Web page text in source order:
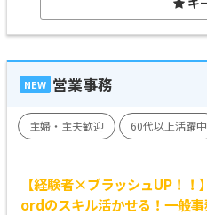
NEW 営業事務
主婦・主夫歓迎 60代以上活躍中
【経験者×ブラッシュUP！
ordのスキル活かせる！一般